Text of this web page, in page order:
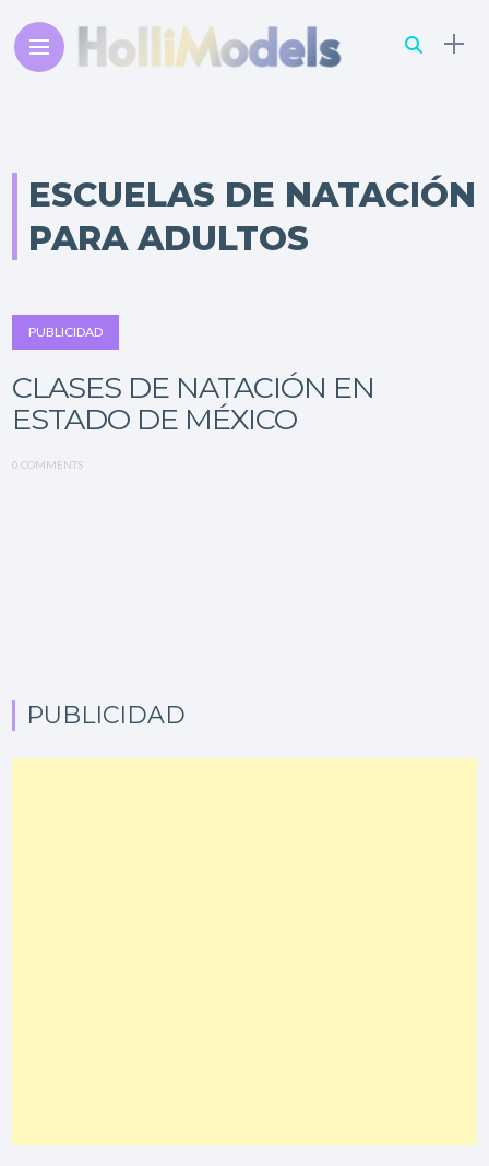
ESCUELAS DE NATACIÓN
PARA ADULTOS
PUBLICIDAD
CLASES DE NATACIÓN EN
ESTADO DE MÉXICO
0 COMMENTS
PUBLICIDAD